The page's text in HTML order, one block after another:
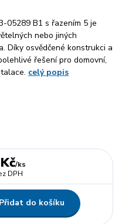
05289 B1 s řazením 5 je
nebo jiných
Díky osvědčené konstrukci a
řešení pro domovní,
celý popis
/ks
DPH
Přidat do košíku